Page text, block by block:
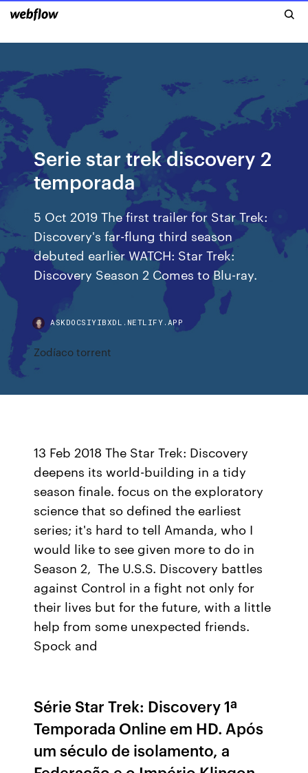
Serie star trek discovery 2
temporada
5 Oct 2019 The first trailer for Star Trek:
Discovery's far-flung third season
debuted earlier WATCH: Star Trek:
Discovery Season 2 Comes to Blu-ray.
ASKDOCSIYIBXDL.NETLIFY.APP
Zodíaco torrent
13 Feb 2018 The Star Trek: Discovery
deepens its world-building in a tidy
season finale. focus on the exploratory
science that so defined the earliest
series; it's hard to tell Amanda, who I
would like to see given more to do in
Season 2, The U.S.S. Discovery battles
against Control in a fight not only for
their lives but for the future, with a little
help from some unexpected friends.
Spock and
Série Star Trek: Discovery 1ª
Temporada Online em HD. Após
um século de isolamento, a